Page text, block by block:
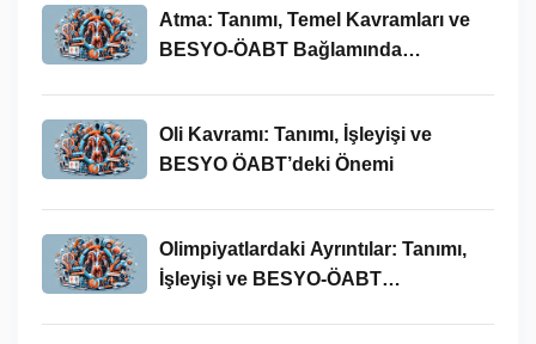
Atma: Tanımı, Temel Kavramları ve
BESYO-ÖABT Bağlamında
Oli Kavramı: Tanımı, İşleyişi ve
BESYO ÖABT’deki Önemi
Olimpiyatlardaki Ayrıntılar: Tanımı,
İşleyişi ve BESYO-ÖABT